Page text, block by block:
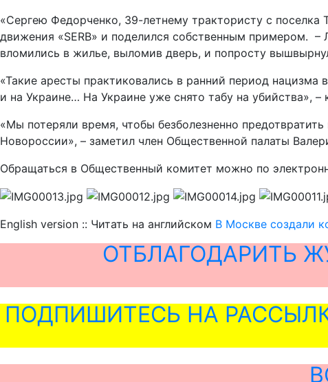
«Сергею Федорченко, 39-летнему трактористу с
движения «SERB» и поделился собственным примером.
вломились в жилье, выломив дверь, и попросту
«Такие аресты практиковались в ранний период нацизма
и на Украине… На Украине уже снято табу на убийства», –
«Мы потеряли время, чтобы безболезненно
Новороссии», – заметил член Общественной палаты
Обращаться в Общественный комитет можно по
English version :: Читать на английском В Москве создали
ОТБЛАГОДАРИТЬ
ПОДПИШИТЕСЬ НА